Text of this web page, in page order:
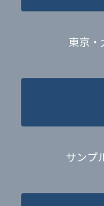
東京
サンプ